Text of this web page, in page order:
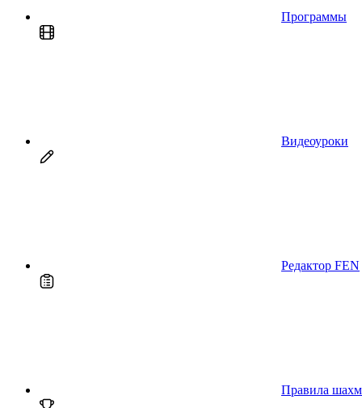
Программы
Видеоуроки
Редактор FEN
Правила